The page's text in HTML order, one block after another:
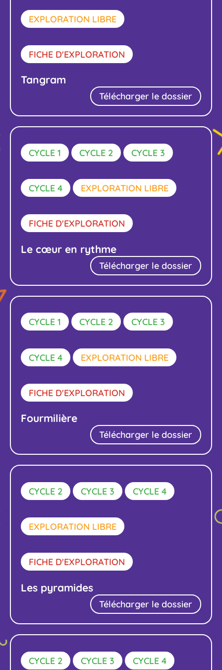
EXPLORATION LIBRE
FICHE D'EXPLORATION
Tangram
Télécharger le dossier
CYCLE 1 CYCLE 2 CYCLE 3
CYCLE 4 EXPLORATION LIBRE
FICHE D'EXPLORATION
Le cœur en rythme
Télécharger le dossier
CYCLE 1 CYCLE 2 CYCLE 3
CYCLE 4 EXPLORATION LIBRE
FICHE D'EXPLORATION
Fourmilière
Télécharger le dossier
CYCLE 2 CYCLE 3 CYCLE 4
EXPLORATION LIBRE
FICHE D'EXPLORATION
Les pyramides
Télécharger le dossier
CYCLE 2 CYCLE 3 CYCLE 4